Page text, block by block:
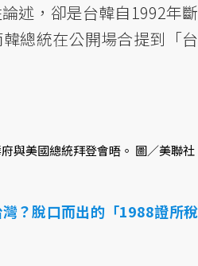
述，卻是台韓自1992年斷
總統在公開場合提到「台
與美國總統拜登會晤。 圖／美聯社
？脫口而出的「1988證所稅